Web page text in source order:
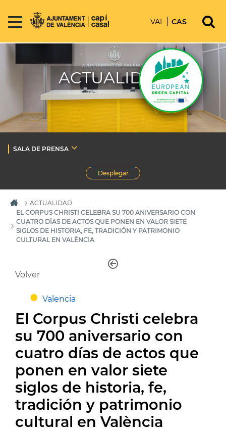
VAL CAS
ACTUALIDAD
SALA DE PRENSA
Desplegar
ACTUALIDAD
EL CORPUS CHRISTI CELEBRA SU 700 ANIVERSARIO CON
CUATRO DÍAS DE ACTOS QUE PONEN EN VALOR SIETE
SIGLOS DE HISTORIA, FE, TRADICIÓN Y PATRIMONIO
CULTURAL EN VALÈNCIA
Volver
Valencia
El Corpus Christi celebra
su 700 aniversario con
cuatro días de actos que
ponen en valor siete
siglos de historia, fe,
tradición y patrimonio
cultural en València